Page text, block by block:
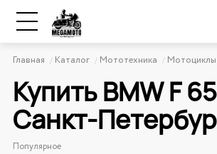
Главная Каталог Мототехника
Купить BMW F
Санкт-
Популярное